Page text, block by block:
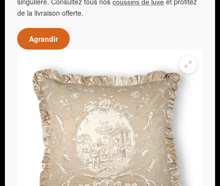
coussins de luxe
de la livraison offerte.
Agrandir